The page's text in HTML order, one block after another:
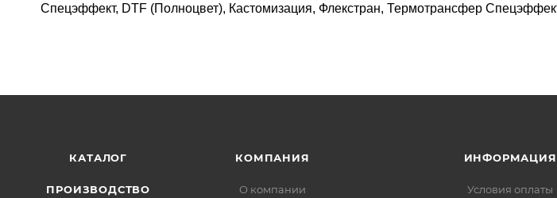
Спецэффект, DTF (Полноцвет), Кастомизация, Флекстран, Термотрансфер
КАТАЛОГ
ПРОИЗВОДСТВО
КОМПАНИЯ
О компании
ИНФОРМАЦИЯ
Условия оплаты